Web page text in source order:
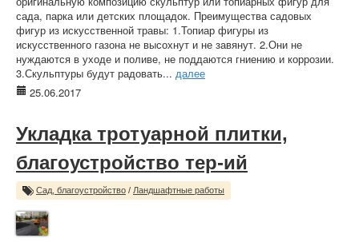
сада, парка или детских площадок. Преимущества садовых
фигур из искусственной травы: 1.Топиар фигуры из
искусственного газона не высохнут и не завянут. 2.Они не
нуждаются в уходе и поливе, не поддаются гниению и коррозии.
3.Скульптуры будут радовать... далее
25.06.2017
Укладка тротуарной плитки,
благоустройство тер-ий
Сад, благоустройство / Ландшафтные работы